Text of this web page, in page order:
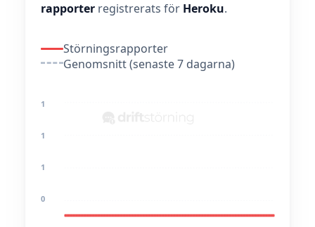
rapporter registrerats för Heroku.
Störningsrapporter
Genomsnitt (senaste 7 dagarna)
1
1
1
0